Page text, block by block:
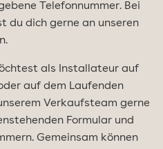
Telefonnummer. Bei
du dich gerne an unseren
als Installateur auf
auf dem Laufenden
Verkaufsteam gerne
Formular und
Gemeinsam können